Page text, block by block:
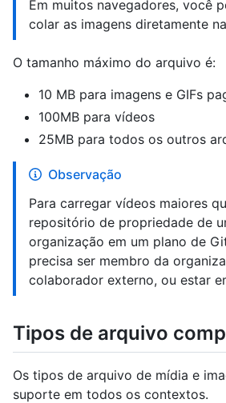
Em muitos navegadores, você
colar as imagens diretamente
O tamanho máximo do arquivo é:
10 MB para imagens e GIFs
100MB para vídeos
25MB para todos os outros
Observação
Para carregar vídeos maiores
repositório de propriedade de
organização em um plano de
precisa ser membro da
colaborador externo, ou estar
Tipos de arquivo
Os tipos de arquivo de mídia e
suporte em todos os contextos.